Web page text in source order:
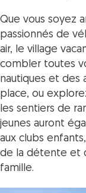
Que vous soyez
passionnés de
air, le village
combler toutes
nautiques et des
place, ou
les sentiers de
jeunes auront
aux clubs
de la détente et
famille.